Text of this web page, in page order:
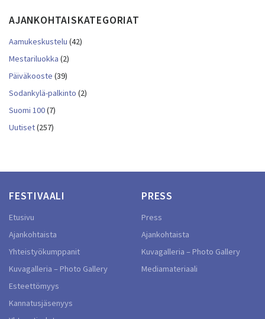
AJANKOHTAISKATEGORIAT
Aamukeskustelu (42)
Mestariluokka (2)
Päiväkooste (39)
Sodankylä-palkinto (2)
Suomi 100(7)
Uutiset(257)
FESTIVAALI
Etusivu
Ajankohtaista
Yhteistyökumppanit
Kuvagalleria – Photo Gallery
Esteettömyys
Kannatusjäsenyys
PRESS
Press
Ajankohtaista
Kuvagalleria – Photo Gallery
Mediamateriaali